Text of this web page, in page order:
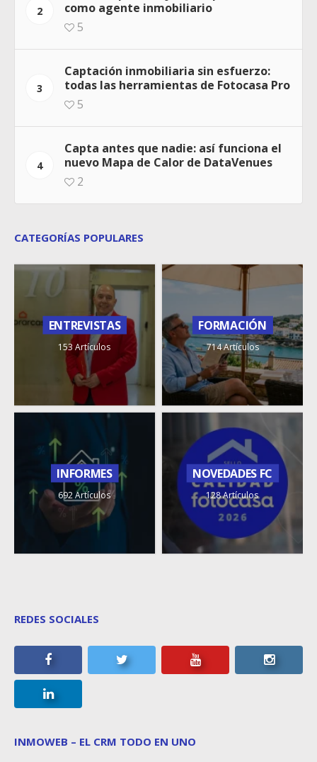
2
como agente inmobiliario
5
3
Captación inmobiliaria sin esfuerzo:
todas las herramientas de Fotocasa Pro
5
4
Capta antes que nadie: así funciona el
nuevo Mapa de Calor de DataVenues
2
CATEGORÍAS POPULARES
ENTREVISTAS
153 Artículos
FORMACIÓN
714 Artículos
INFORMES
692 Artículos
NOVEDADES FC
128 Artículos
REDES SOCIALES
INMOWEB – EL CRM TODO EN UNO